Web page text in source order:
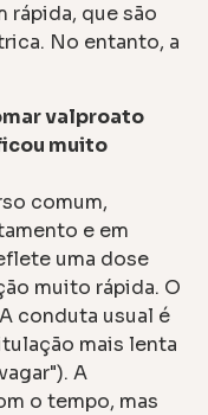
rápida, que são
No entanto, a
valproato
muito
comum,
e em
uma dose
muito rápida. O
conduta usual é
mais lenta
A
o tempo, mas